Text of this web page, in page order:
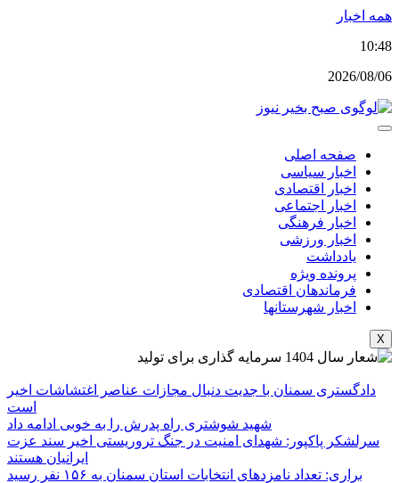
پرش
محتوا
همه اخبار
10:48
2026/08/06
صفحه اصلی
اخبار سیاسی
اخبار اقتصادی
اخبار اجتماعی
اخبار فرهنگی
اخبار ورزشی
یادداشت
پرونده ویژه
فرماندهان اقتصادی
اخبار شهرستانها
X
دادگستری سمنان با جدیت دنبال مجازات عناصر اغتشاشات اخیر
است
شهید شوشتری راه پدرش را به خوبی ادامه داد
سرلشکر پاکپور: شهدای امنیت در جنگ تروریستی اخیر سند عزت
ایرانیان هستند
براری: تعداد نامزدهای انتخابات استان سمنان به ۱۵۶ نفر رسید